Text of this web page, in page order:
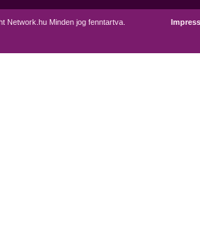
Network.hu Minden jog fenntartva.